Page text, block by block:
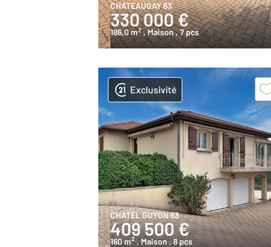
CHATEAUGAY 63
330 000 €
186,0 m2 , Maison, 7 pcs
Exclusivité
CHATEL GUYON 63
409 500 €
160 m2 , Maison, 8 pcs